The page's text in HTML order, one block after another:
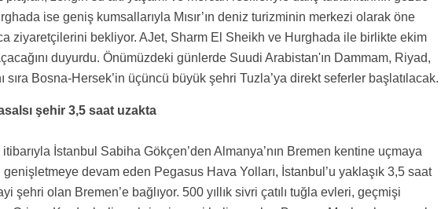
ise geniş kumsallarıyla Mısır’ın deniz turizminin merkezi olarak öne
ziyaretçilerini bekliyor. AJet, Sharm El Sheikh ve Hurghada ile birlikte ekim
duyurdu. Önümüzdeki günlerde Suudi Arabistan'ın Dammam, Riyad,
Bosna-Hersek’in üçüncü büyük şehri Tuzla’ya direkt seferler başlatılacak.
şehir 3,5 saat uzakta
İstanbul Sabiha Gökçen’den Almanya’nın Bremen kentine uçmaya
genişletmeye devam eden Pegasus Hava Yolları, İstanbul’u yaklaşık 3,5 saat
şehri olan Bremen’e bağlıyor. 500 yıllık sivri çatılı tuğla evleri, geçmişi